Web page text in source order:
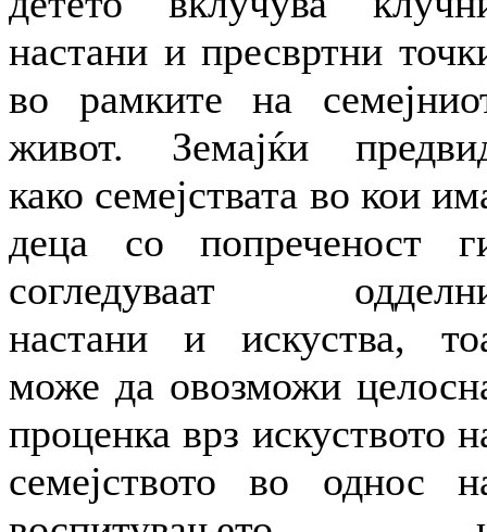
настани и пресвртни
во рамките на
живот. Земајќи
како семејствата во кои
деца со попреченост
согледуваат
настани и искуства,
може да овозможи
проценка врз искуството
семејството во однос